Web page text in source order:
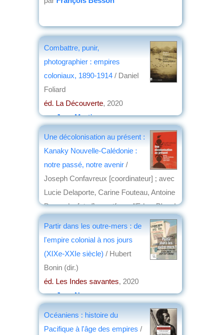
Combattre, punir,
photographier : empires
coloniaux, 1890-1914 / Daniel
Foliard
éd. La Découverte, 2020
parJean Martin
Une décolonisation au présent :
Kanaky Nouvelle-Calédonie :
notre passé, notre avenir /
Joseph Confavreux [coordinateur] ; avec
Lucie Delaporte, Carine Fouteau, Antoine
Perraud,...[et al] ; postface d'Edwy Plenel
Partir dans les outre-mers : de
l'empire colonial à nos jours
(XIXe-XXIe siècle) / Hubert
Bonin (dir.)
éd. Les Indes savantes, 2020
parJean Nemo
Océaniens : histoire du
Pacifique à l'âge des empires /